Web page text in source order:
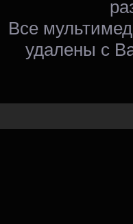
Все
удалены с